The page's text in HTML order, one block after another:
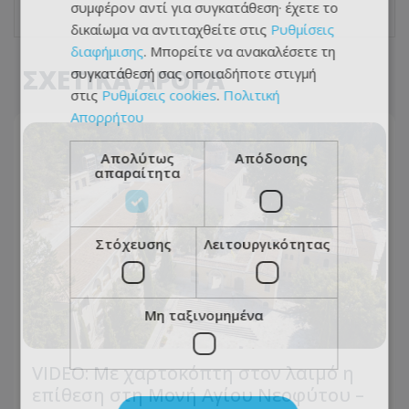
ΣΧΕΤΙΚΑ ΑΡΘΡΑ
VIDEO: Με χαρτοκόπτη στον λαιμό η
επίθεση στη Μονή Αγίου Νεοφύτου –
συμφέρον αντί για συγκατάθεση· έχετε το
δικαίωμα να αντιταχθείτε στις Ρυθμίσεις
διαφήμισης. Μπορείτε να ανακαλέσετε τη
συγκατάθεσή σας οποιαδήποτε στιγμή
στις Ρυθμίσεις cookies. Πολιτική
Απορρήτου
Απολύτως
απαραίτητα
Απόδοσης
Στόχευσης Λειτουργικότητας
Μη ταξινομημένα